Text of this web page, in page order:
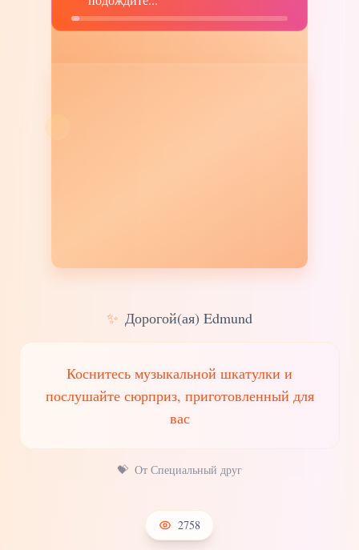
✨ Дорогой(ая) Edmund
Коснитесь музыкальной шкатулки и
послушайте сюрприз, приготовленный для
вас
💝 От Специальный друг
2758